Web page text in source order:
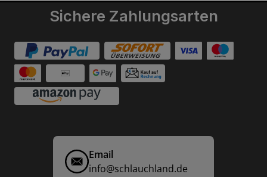
Sichere Zahlungsarten
Email
info@schlauchland.de